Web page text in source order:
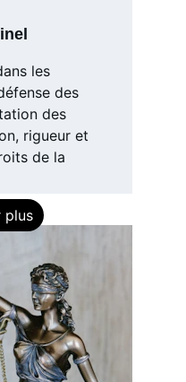
les
des
des
rigueur et
de la
plus